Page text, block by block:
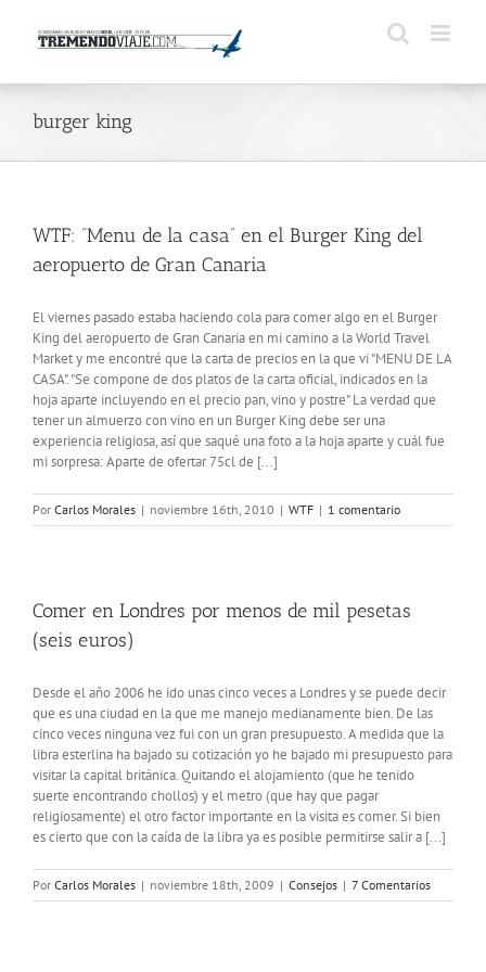
contenido
burger king
WTF: “Menu de la casa” en el Burger King del
aeropuerto de Gran Canaria
El viernes pasado estaba haciendo cola para comer algo en el Burger
King del aeropuerto de Gran Canaria en mi camino a la World Travel
Market y me encontré que la carta de precios en la que vi "MENU DE LA
CASA". "Se compone de dos platos de la carta oficial, indicados en la
hoja aparte incluyendo en el precio pan, vino y postre" La verdad que
tener un almuerzo con vino en un Burger King debe ser una
experiencia religiosa, así que saqué una foto a la hoja aparte y cuál fue
mi sorpresa: Aparte de ofertar 75cl de [...]
Por Carlos Morales | noviembre 16th, 2010 | WTF | 1 comentario
Comer en Londres por menos de mil pesetas
(seis euros)
Desde el año 2006 he ido unas cinco veces a Londres y se puede decir
que es una ciudad en la que me manejo medianamente bien. De las
cinco veces ninguna vez fui con un gran presupuesto. A medida que la
libra esterlina ha bajado su cotización yo he bajado mi presupuesto para
visitar la capital británica. Quitando el alojamiento (que he tenido
suerte encontrando chollos) y el metro (que hay que pagar
religiosamente) el otro factor importante en la visita es comer. Si bien
es cierto que con la caída de la libra ya es posible permitirse salir a [...]
Por Carlos Morales | noviembre 18th, 2009 | Consejos | 7 Comentarios